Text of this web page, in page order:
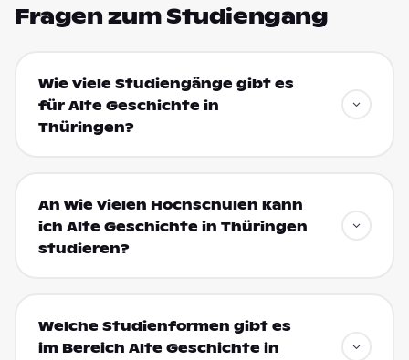
Fragen zum Studiengang
Wie viele Studiengänge gibt es
für Alte Geschichte in
Thüringen?
An wie vielen Hochschulen kann
ich Alte Geschichte in Thüringen
studieren?
Welche Studienformen gibt es
im Bereich Alte Geschichte in